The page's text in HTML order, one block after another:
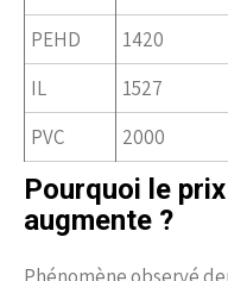
PEHD
1420
IL
1527
PVC
2000
Pourquoi le
augmente ?